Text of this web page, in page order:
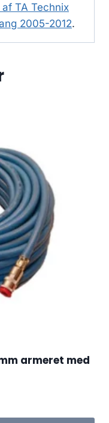
TA Technix
2005-2012.
armeret med